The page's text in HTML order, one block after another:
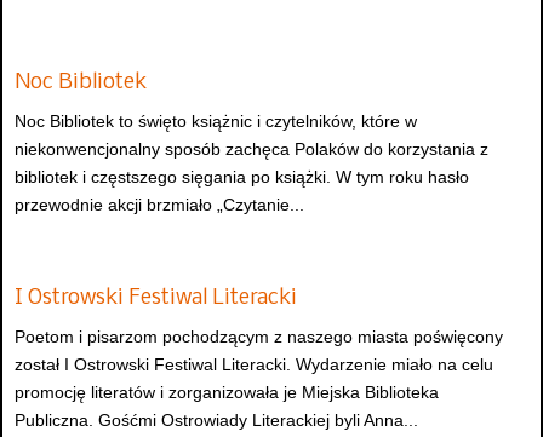
Noc Bibliotek
Noc Bibliotek to święto książnic i czytelników, które w
niekonwencjonalny sposób zachęca Polaków do korzystania z
bibliotek i częstszego sięgania po książki. W tym roku hasło
przewodnie akcji brzmiało „Czytanie...
I Ostrowski Festiwal Literacki
Poetom i pisarzom pochodzącym z naszego miasta poświęcony
został I Ostrowski Festiwal Literacki. Wydarzenie miało na celu
promocję literatów i zorganizowała je Miejska Biblioteka
Publiczna. Gośćmi Ostrowiady Literackiej byli Anna...